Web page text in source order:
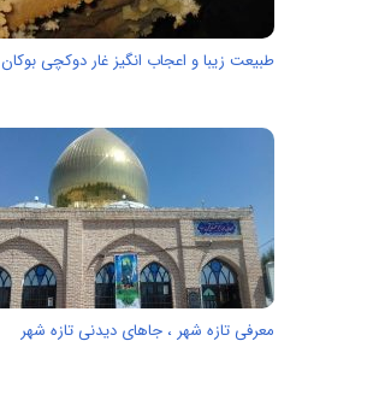
طبیعت زیبا و اعجاب انگیز غار دوکچی بوکان
معرفی تازه شهر ، جاهای دیدنی تازه شهر